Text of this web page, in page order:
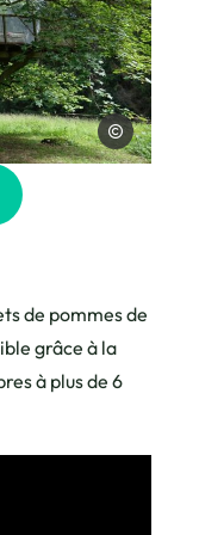
Sur le Coux
de pommes de
grâce à la
à plus de 6